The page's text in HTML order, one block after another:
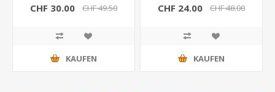
CHF 30.00 CHF 49.50
KAUFEN
CHF 24.00 CHF 48.00
KAUFEN